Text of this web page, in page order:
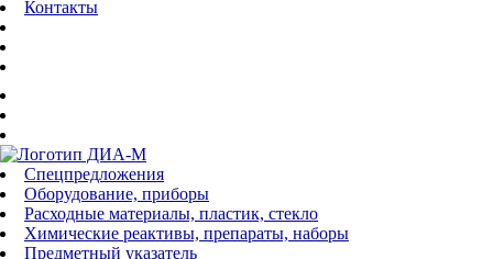
Контакты
Спецпредложения
Оборудование, приборы
Расходные материалы, пластик, стекло
Химические реактивы, препараты, наборы
Предметный указатель